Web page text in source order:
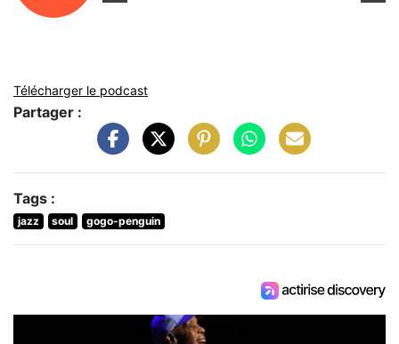
Télécharger le podcast
Partager :
Tags :
jazz soul gogo-penguin